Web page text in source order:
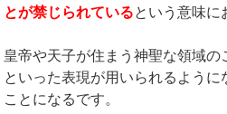
とが禁じられているという意味に
皇帝や天子が住まう神聖な領域の
といった表現が用いられるように
ことになるです。